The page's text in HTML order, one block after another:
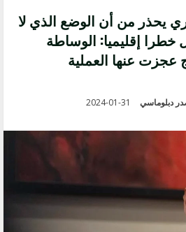
يحذر من أن الوضع الذي لا
إقليميا: الوساطة
عجزت عنها العملية
دبلوماسي 2024-01-31